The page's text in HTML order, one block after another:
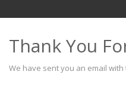
Thank You
We have sent you an email